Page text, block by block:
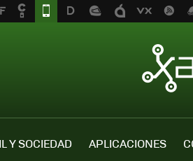
Y SOCIEDAD APLICACIONES